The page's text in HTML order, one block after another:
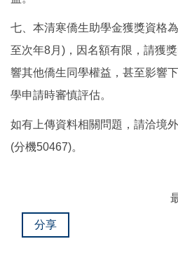
七、本清寒僑生助學金獲獎資格
至次年8月)，因名額有限，請獲
響其他僑生同學權益，甚至影響
學申請時審慎評估。
如有上傳資料相關問題，請洽境
(分機50467)。
分享